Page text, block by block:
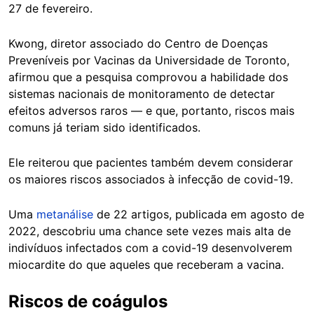
27 de fevereiro.
Kwong, diretor associado do Centro de Doenças
Preveníveis por Vacinas da Universidade de Toronto,
afirmou que a pesquisa comprovou a habilidade dos
sistemas nacionais de monitoramento de detectar
efeitos adversos raros — e que, portanto, riscos mais
comuns já teriam sido identificados.
Ele reiterou que pacientes também devem considerar
os maiores riscos associados à infecção de covid-19.
Uma metanálise de 22 artigos, publicada em agosto de
2022, descobriu uma chance sete vezes mais alta de
indivíduos infectados com a covid-19 desenvolverem
miocardite do que aqueles que receberam a vacina.
Riscos de coágulos